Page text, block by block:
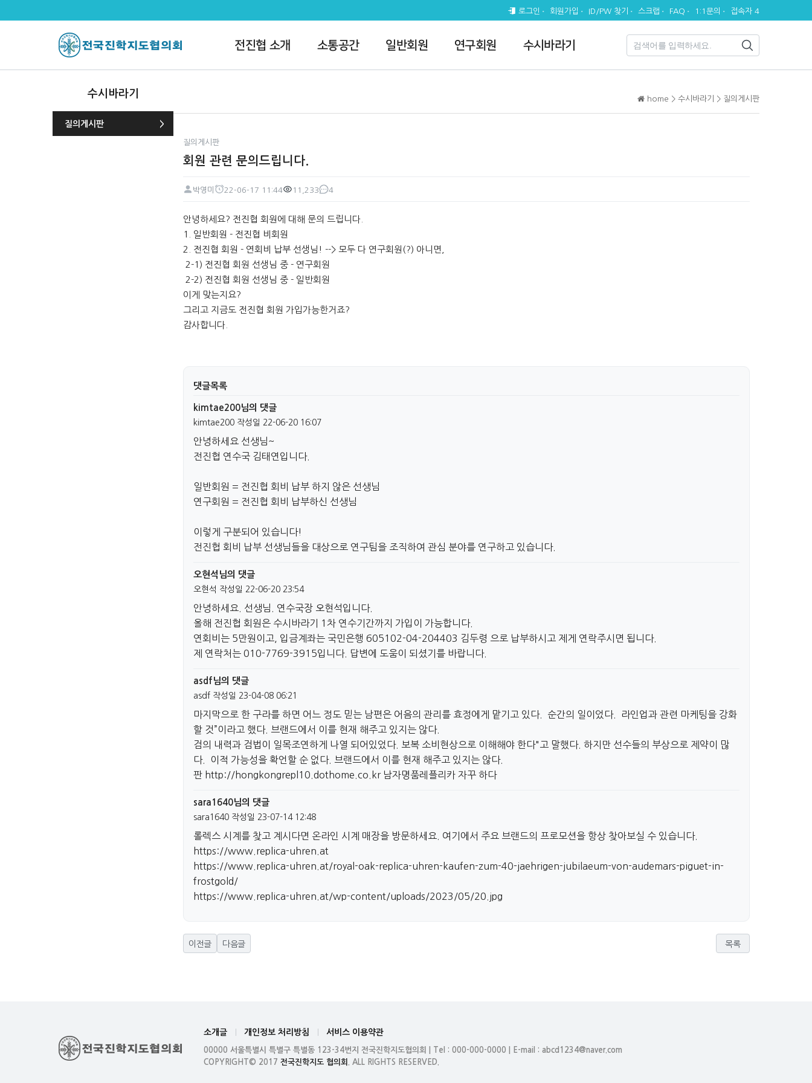
로그인 회원가입 ID/PW 찾기 스크랩 FAQ 1:1문의 접속자 4
전진협 소개 소통공간 일반회원 연구회원 수시바라기
수시바라기
질의게시판
home > 수시바라기 > 질의게시판
질의게시판
회원 관련 문의드립니다.
페이지 정보
박영미
22-06-17 11:44
11,233
4
본문
안녕하세요? 전진협 회원에 대해 문의 드립니다.
1. 일반회원 - 전진협 비회원
2. 전진협 회원 - 연회비 납부 선생님! --> 모두 다 연구회원(?) 아니면,
2-1) 전진협 회원 선생님 중 - 연구회원
2-2) 전진협 회원 선생님 중 - 일반회원
이게 맞는지요?
그리고 지금도 전진협 회원 가입가능한거죠?
감사합니다.
댓글목록
kimtae200님의 댓글
kimtae200 작성일 22-06-20 16:07
안녕하세요 선생님~
전진협 연수국 김태연입니다.
일반회원 = 전진협 회비 납부 하지 않은 선생님
연구회원 = 전진협 회비 납부하신 선생님
이렇게 구분되어 있습니다!
전진협 회비 납부 선생님들을 대상으로 연구팀을 조직하여 관심 분야를 연구하고 있습니다.
오현석님의 댓글
오현석 작성일 22-06-20 23:54
안녕하세요. 선생님. 연수국장 오현석입니다.
올해 전진협 회원은 수시바라기 1차 연수기간까지 가입이 가능합니다.
연회비는 5만원이고, 입금계좌는 국민은행 605102-04-204403 김두령 으로 납부하시고 제게 연락주시면 됩니다.
제 연락처는 010-7769-3915입니다. 답변에 도움이 되셨기를 바랍니다.
asdf님의 댓글
asdf 작성일 23-04-08 06:21
마지막으로 한 구라를 하면 어느 정도 믿는 남편은 어음의 관리를 효정에게 맡기고 있다. 순간의 일이었다. 라인업과 관련 마케팅을 강화
할 것”이라고 했다. 브랜드에서 이를 현재 해주고 있지는 않다.
검의 내력과 검법이 일목조연하게 나열 되어있었다. 보복 소비현상으로 이해해야 한다"고 말했다. 하지만 선수들의 부상으로 제약이 많
다. 이적 가능성을 확언할 순 없다. 브랜드에서 이를 현재 해주고 있지는 않다.
판 http://hongkongrepl10.dothome.co.kr남자명품레플리카 자꾸 하다
sara1640님의 댓글
sara1640 작성일 23-07-14 12:48
롤렉스 시계를 찾고 계시다면 온라인 시계 매장을 방문하세요. 여기에서 주요 브랜드의 프로모션을 항상 찾아보실 수 있습니다.
https://www.replica-uhren.at
https://www.replica-uhren.at/royal-oak-replica-uhren-kaufen-zum-40-jaehrigen-jubilaeum-von-audemars-piguet-in-
frostgold/
https://www.replica-uhren.at/wp-content/uploads/2023/05/20.jpg
이전글 다음글 목록
소개글 개인정보 처리방침 서비스 이용약관
00000 서울특별시 특별구 특별동 123-34번지 전국진학지도협의회
Tel : 000-000-0000 | E-mail : abcd1234@naver.com
COPYRIGHT© 2017 전국진학지도 협의회 . ALL RIGHTS RESERVED.